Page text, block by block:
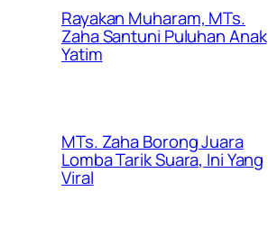
Rayakan Muharam, MTs.
Zaha Santuni Puluhan Anak
Yatim
MTs. Zaha Borong Juara
Lomba Tarik Suara, Ini Yang
Viral